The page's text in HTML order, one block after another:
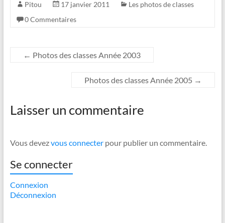
Pitou 17 janvier 2011
Les photos de classes
0 Commentaires
← Photos des classes Année 2003
Photos des classes Année 2005 →
Laisser un commentaire
Vous devezvous connecterpour publier un commentaire.
Se connecter
Connexion
Déconnexion